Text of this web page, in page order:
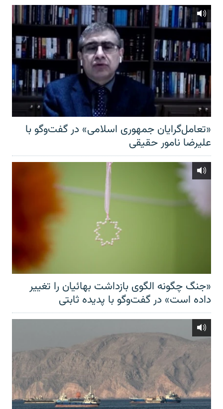
«تعامل‌گرایان جمهوری اسلامی» در گفت‌وگو با
علیرضا نامور حقیقی
«جنگ چگونه الگوی بازداشت بهائیان را تغییر
داده است» در گفت‌وگو با پدیده ثابتی